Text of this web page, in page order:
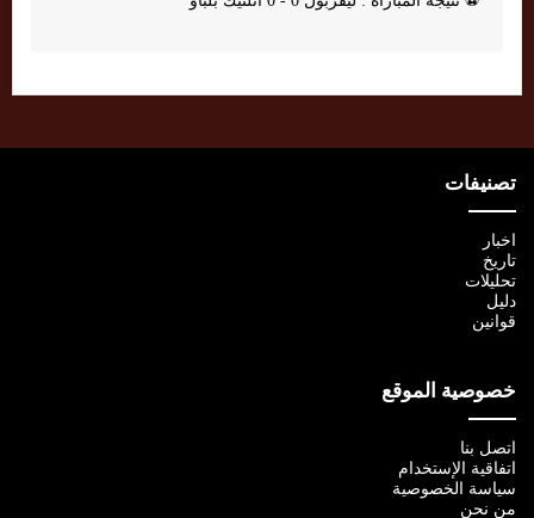
تصنيفات
اخبار
تاريخ
تحليلات
دليل
قوانين
خصوصية الموقع
اتصل بنا
اتفاقية الإستخدام
سياسة الخصوصية
من نحن